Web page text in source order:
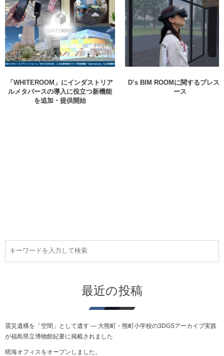
「WHITEROOM」にインダストリア
ルメタバースの導入に役立つ新機能
を追加・提供開始
D’s BIM ROOMに関するプレス
ース
最近の投稿
震災遺構を「空間」として遺す ― 大熊町・熊町小学校の3DGSアーカイブ実践
が福島県立博物館紀要に掲載されました
晴海オフィスをオープンしました。